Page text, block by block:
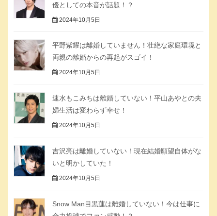
優としての本音が話題！？
2024年10月5日
平野紫耀は離婚していません！壮絶な家庭環境と
両親の離婚からの再起がスゴイ！
2024年10月5日
速水もこみちは離婚していない！平山あやとの夫
婦生活は変わらず幸せ！
2024年10月5日
吉沢亮は離婚していない！現在結婚願望自体がな
いと明かしていた！
2024年10月5日
Snow Man目黒蓮は離婚していない！今は仕事に